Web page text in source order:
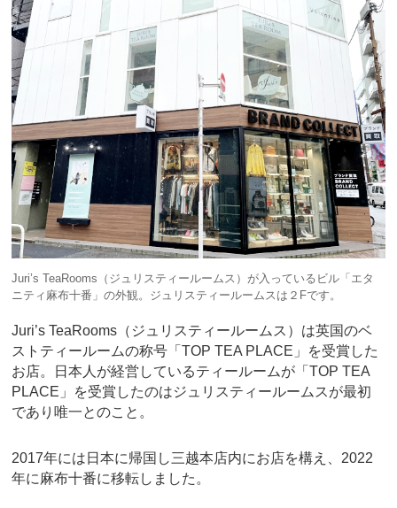
Juri’s TeaRooms（ジュリスティールームス）が入っているビル「エタ
ニティ麻布十番」の外観。ジュリスティールームスは２Fです。
Juri’s TeaRooms（ジュリスティールームス）は英国のベ
ストティールームの称号「TOP TEA PLACE」を受賞した
お店。日本人が経営しているティールームが「TOP TEA
PLACE」を受賞したのはジュリスティールームスが最初
であり唯一とのこと。
2017年には日本に帰国し三越本店内にお店を構え、2022
年に麻布十番に移転しました。